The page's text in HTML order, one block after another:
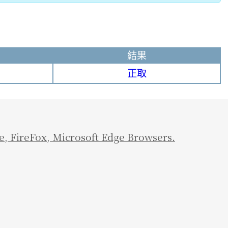
結果
正取
, FireFox, Microsoft Edge Browsers.